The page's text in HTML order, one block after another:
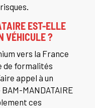
EST-ELLE
VÉHICULE ?
vers la France
de formalités
appel à un
MANDATAIRE
ces